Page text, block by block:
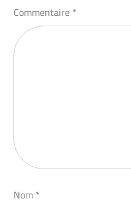
Commentaire *
Nom *